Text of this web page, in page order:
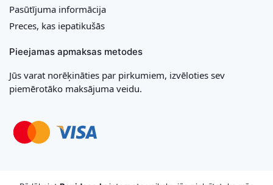
Pasūtījuma informācija
Preces, kas iepatikušās
Pieejamas apmaksas metodes
Jūs varat norēķināties par pirkumiem, izvēloties sev
piemērotāko maksājuma veidu.